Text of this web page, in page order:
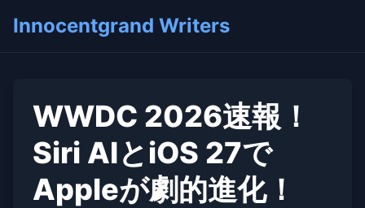
Innocentgrand Writers
WWDC 2026速報！
Siri AIとiOS 27で
Appleが劇的進化！